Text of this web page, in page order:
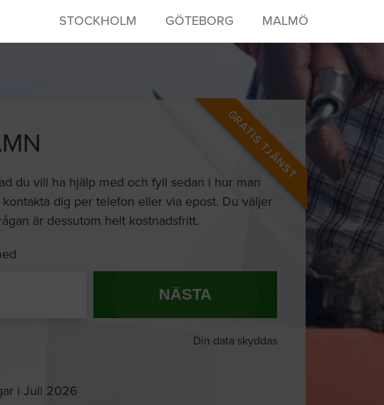
STOCKHOLM GÖTEBORG MALMÖ
GRATIS TJÄNST
du vill ha hjälp med och fyll sedan i hur man
dig per telefon eller via epost. Du väljer
är dessutom helt kostnadsfritt.
NÄSTA
Din data skyddas
i Juli 2026